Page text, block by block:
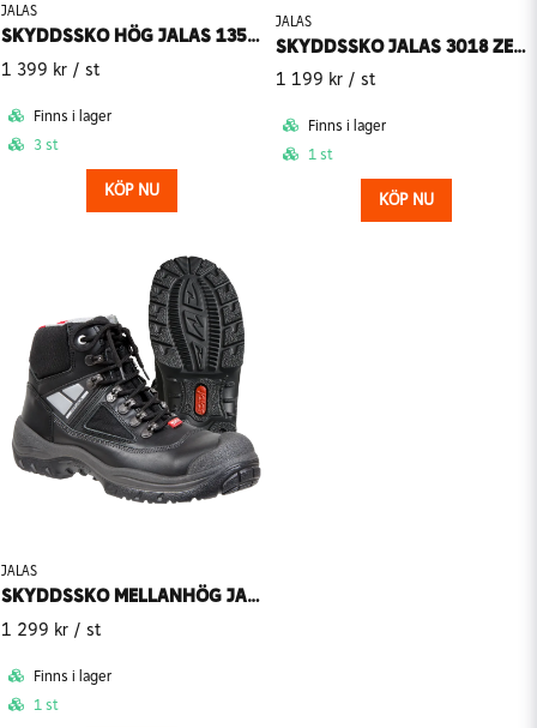
JALAS
SKYDDSSKO HÖG JALAS 1358 HEAVY DUTY
1 399 kr / st
Finns i lager
3 st
KÖP NU
JALAS
SKYDDSSKO JALAS 3018 ZENIT
1 199 kr / st
Finns i lager
1 st
KÖP NU
JALAS
SKYDDSSKO MELLANHÖG JALAS 3318 DRYLOCK
1 299 kr / st
Finns i lager
1 st